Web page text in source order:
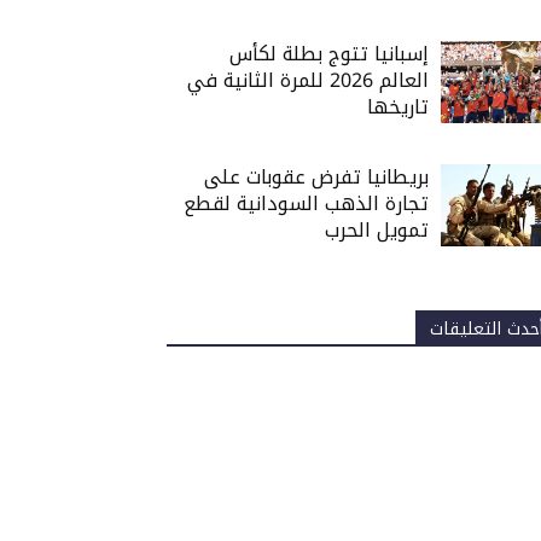
إسبانيا تتوج بطلة لكأس
العالم 2026 للمرة الثانية في
تاريخها
بريطانيا تفرض عقوبات على
تجارة الذهب السودانية لقطع
تمويل الحرب
التعليقات